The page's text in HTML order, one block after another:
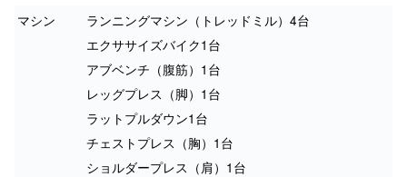
マシン
ランニングマシン（トレッドミル）4台
エクササイズバイク1台
アブベンチ（腹筋）1台
レッグプレス（脚）1台
ラットプルダウン1台
チェストプレス（胸）1台
ショルダープレス（肩）1台